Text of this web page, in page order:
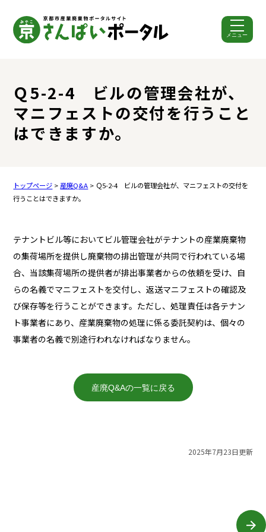
メニュー
Ｑ5-2-4 ビルの管理会社が、
マニフェストの交付を行うこと
はできますか。
トップページ > 産廃Q&A > Ｑ5-2-4 ビルの管理会社が、マニフェストの交付を
行うことはできますか。
テナントビル等においてビル管理会社がテナントの産業廃棄物
の集荷場所を提供し廃棄物の排出管理が共同で行われている場
合、当該集荷場所の提供者が排出事業者からの依頼を受け、自
らの名義でマニフェストを交付し、返送マニフェストの確認及
び保存等を行うことができます。ただし、処理責任は各テナン
ト事業者にあり、産業廃棄物の処理に係る委託契約は、個々の
事業者の名義で別途行われなければなりません。
産廃Q&Aの一覧に戻る
2025年7月23日更新